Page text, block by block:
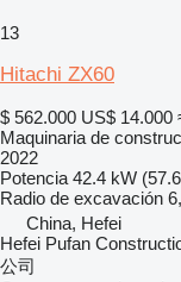
13
Hitachi ZX60
$ 562.000 US$ 14.000
Maquinaria de
2022
Potencia 42.4 kW
Radio de excavación
China, Hefei
Hefei Pufan
公司